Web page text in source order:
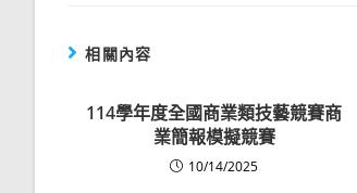
相關內容
114學年度全國商業類技藝競賽商
業簡報模擬競賽
10/14/2025